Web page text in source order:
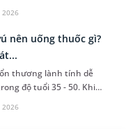
hoặc ung thư. Để tìm
viêm,...
nên uống thuốc gì?
thương lành tính dễ
độ tuổi 35 - 50. Khi
nhiều người
tuyến v...